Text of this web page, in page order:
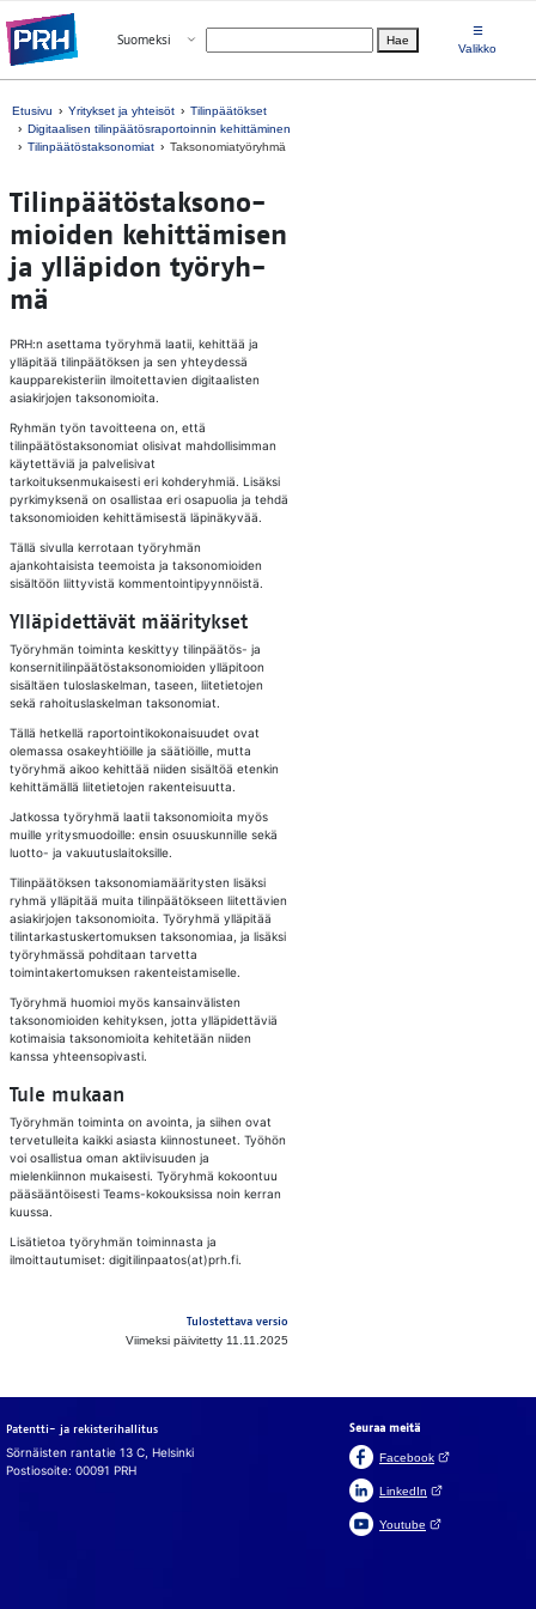
Valitse kieli
Suomeksi Avaa valikko Hae
☰
Valikko
Etusivu Yritykset ja yhteisöt
Tilinpäätökset
Digitaalisen tilinpäätösraportoinnin kehittäminen
Tilinpäätöstaksonomiat
Taksonomiatyöryhmä
Ti­lin­pää­tös­tak­so­no­
mioi­den ke­hit­tä­mi­sen
ja yl­lä­pi­don työ­ryh­
mä
PRH:n asettama työryhmä laatii, kehittää ja
ylläpitää tilinpäätöksen ja sen yhteydessä
kaupparekisteriin ilmoitettavien digitaalisten
asiakirjojen taksonomioita.
Ryhmän työn tavoitteena on, että
tilinpäätöstaksonomiat olisivat mahdollisimman
käytettäviä ja palvelisivat
tarkoituksenmukaisesti eri kohderyhmiä. Lisäksi
pyrkimyksenä on osallistaa eri osapuolia ja tehdä
taksonomioiden kehittämisestä läpinäkyvää.
Tällä sivulla kerrotaan työryhmän
ajankohtaisista teemoista ja taksonomioiden
sisältöön liittyvistä kommentointipyynnöistä.
Ylläpidettävät määritykset
Työryhmän toiminta keskittyy tilinpäätös- ja
konsernitilinpäätöstaksonomioiden ylläpitoon
sisältäen tuloslaskelman, taseen, liitetietojen
sekä rahoituslaskelman taksonomiat.
Tällä hetkellä raportointikokonaisuudet ovat
olemassa osakeyhtiöille ja säätiöille, mutta
työryhmä aikoo kehittää niiden sisältöä etenkin
kehittämällä liitetietojen rakenteisuutta.
Jatkossa työryhmä laatii taksonomioita myös
muille yritysmuodoille: ensin osuuskunnille sekä
luotto- ja vakuutuslaitoksille.
Tilinpäätöksen taksonomiamääritysten lisäksi
ryhmä ylläpitää muita tilinpäätökseen liitettävien
asiakirjojen taksonomioita. Työryhmä ylläpitää
tilintarkastuskertomuksen taksonomiaa, ja lisäksi
työryhmässä pohditaan tarvetta
toimintakertomuksen rakenteistamiselle.
Työryhmä huomioi myös kansainvälisten
taksonomioiden kehityksen, jotta ylläpidettäviä
kotimaisia taksonomioita kehitetään niiden
kanssa yhteensopivasti.
Tule mukaan
Työryhmän toiminta on avointa, ja siihen ovat
tervetulleita kaikki asiasta kiinnostuneet. Työhön
voi osallistua oman aktiivisuuden ja
mielenkiinnon mukaisesti. Työryhmä kokoontuu
pääsääntöisesti Teams-kokouksissa noin kerran
kuussa.
Lisätietoa työryhmän toiminnasta ja
ilmoittautumiset: digitilinpaatos(at)prh.fi.
Tulostettava versio
Viimeksi päivitetty 11.11.2025
Patentti- ja rekisterihallitus
Sörnäisten rantatie 13 C, Helsinki
Postiosoite: 00091 PRH
Seuraa meitä
Facebook(Avautuu uuteen
LinkedIn (Avautuu uuteen
Youtube (Avautuu uuteen